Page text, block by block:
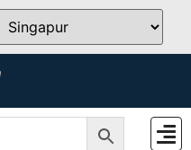
info@teutschtech.com